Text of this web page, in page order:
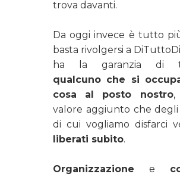
trova davanti.
Da oggi invece è tutto
basta rivolgersi a
ha la garanzia di
qualcuno che si
cosa al posto nostro,
valore aggiunto che degli
di cui vogliamo disfarci
liberati subito.
Organizzazione e